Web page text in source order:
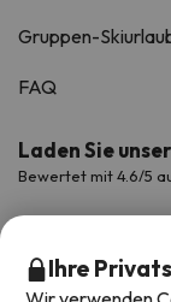
Gruppen-
FAQ
Laden Sie
Bewertet mit 4.6/5
Ihre